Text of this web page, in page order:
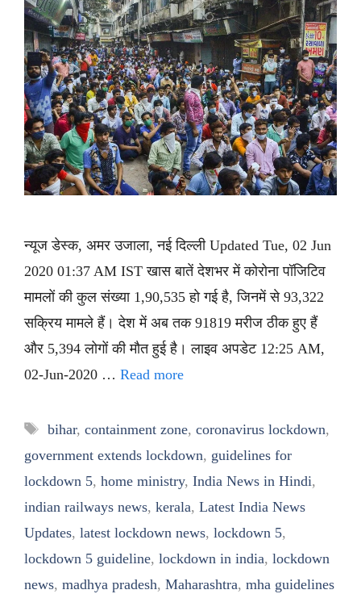
न्यूज डेस्क, अमर उजाला, नई दिल्ली Updated Tue, 02 Jun
2020 01:37 AM IST खास बातें देशभर में कोरोना पॉजिटिव
मामलों की कुल संख्या 1,90,535 हो गई है, जिनमें से 93,322
सक्रिय मामले हैं। देश में अब तक 91819 मरीज ठीक हुए हैं
और 5,394 लोगों की मौत हुई है। लाइव अपडेट 12:25 AM,
02-Jun-2020 … Read more
Tags
bihar, containment zone, coronavirus lockdown,
government extends lockdown, guidelines for
lockdown 5, home ministry, India News in Hindi,
indian railways news, kerala, Latest India News
Updates, latest lockdown news, lockdown 5,
lockdown 5 guideline, lockdown in india, lockdown
news, madhya pradesh, Maharashtra, mha guidelines